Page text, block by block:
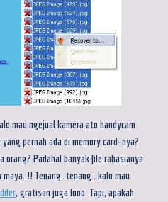
mau ngejual kamera ato handycam
pernah ada di memory card-nya?
orang? Padahal banyak file rahasianya
Tenang…tenang.. kalo mau
, gratisan juga looo. Tapi, apakah